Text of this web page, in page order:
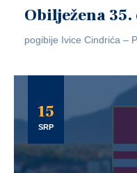
Obilježena
pogibije Ivice Cindrića –
15
SRP